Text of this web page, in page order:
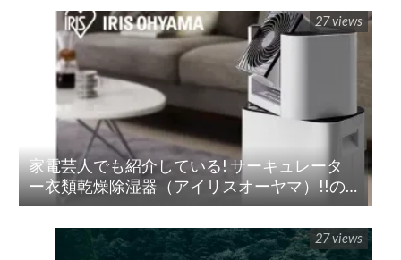
家電芸人でも紹介している! サーキュレータ
ー衣類乾燥除湿器（アイリスオーヤマ）!!の
紹介
27 views
27 views